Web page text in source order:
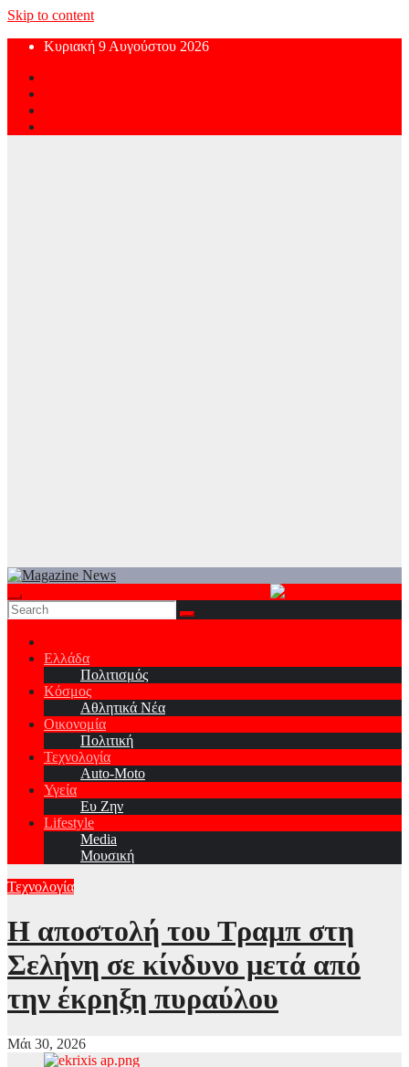
Skip to content
Κυριακή 9 Αυγούστου 2026
Ελλάδα
Πολιτισμός
Κόσμος
Αθλητικά Νέα
Οικονομία
Πολιτική
Τεχνολογία
Auto-Moto
Υγεία
Ευ Ζην
Lifestyle
Media
Μουσική
Τεχνολογία
Η αποστολή του Τραμπ στη
Σελήνη σε κίνδυνο μετά από
την έκρηξη πυραύλου
Μάι 30, 2026